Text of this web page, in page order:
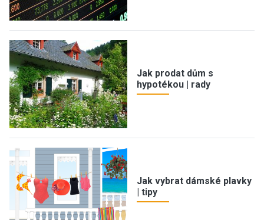
Jak prodat dům s
hypotékou | rady
Jak vybrat dámské plavky
| tipy